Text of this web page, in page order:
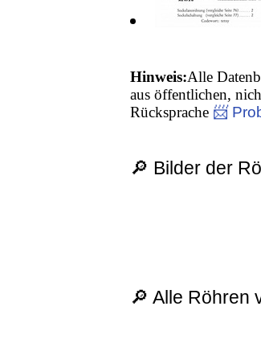
Hinweis:Alle
aus öffentlichen,
Rücksprache 📨
🔎 Bilder der
🔎 Alle Röhren